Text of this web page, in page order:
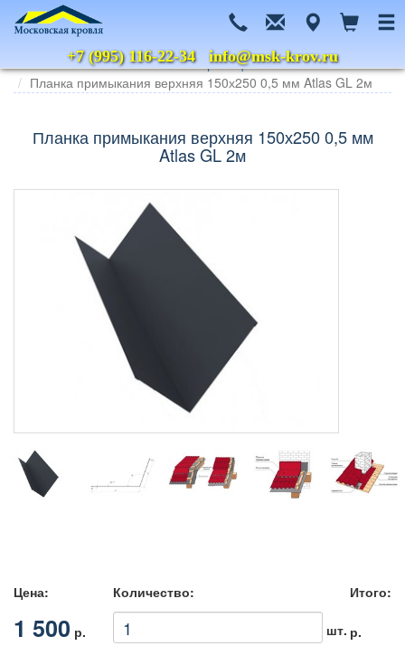
+7 (995) 116-22-34info@msk-krov.ru
Главная Каталог Металлочерепица Grand Line
Atlas
Планка примыкания верхняя 150х250 0,5 мм Atlas GL 2м
Планка примыкания верхняя 150х250 0,5 мм
Atlas GL 2м
Цена:
1 500 р.
Количество:
шт.
Итого:
р.